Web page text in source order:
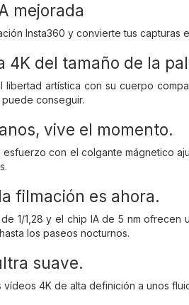
mejorada
Insta360 y convierte tus capturas
4K del tamaño de la
libertad artística con su cuerpo
conseguir.
vive el momento.
esfuerzo con el colgante mágnetico
filmación es ahora.
1/1,28 y el chip IA de 5 nm ofrecen
los paseos nocturnos.
suave.
vídeos 4K de alta definición a unos